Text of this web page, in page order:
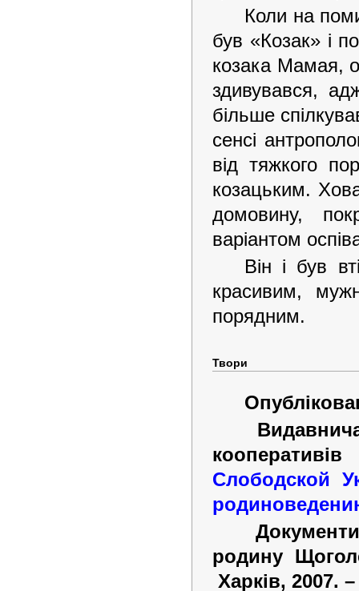
Коли на
був «Козак» і
козака Мамая,
здивувався,
більше
сенсі
від тяжкого
козацьким.
домовину,
варіантом
Він і був
красивим,
порядним.
Твори
Слободской
родину
Харків, 2007.